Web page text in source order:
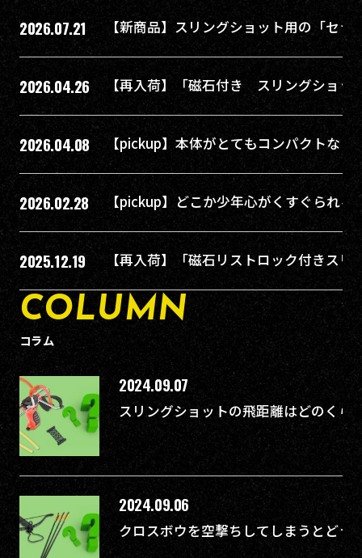
2026.07.21 【新商品】スリングショット用の「セ
2026.04.26 【再入荷】「磁石付き スリングショ
2026.04.08 【pickup】本体がとてもコンパクトな
2026.02.28 【pickup】どこか少年心がくすぐられ
2025.12.19 【再入荷】「磁石リストロック付きス
COLUMN
コラム
2024.09.07
スリングショットの飛距離はどのくら
2024.09.06
クロスボウを空撃ちしてしまうとどう